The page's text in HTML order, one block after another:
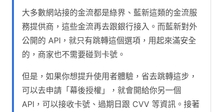
大多數網站接的金流都是綠界、藍新這類的金流服
務提供商，這些金流再去跟銀行接入。而藍新對外
公開的 API，就只有跳轉這個選項，用起來滿安全
的，商家也不需要碰到卡號。
但是，如果你想提升使用者體驗，省去跳轉這步，
可以去申請「幕後授權」，就會開給你另一個
API，可以接收卡號、過期日跟 CVV 等資訊。接著